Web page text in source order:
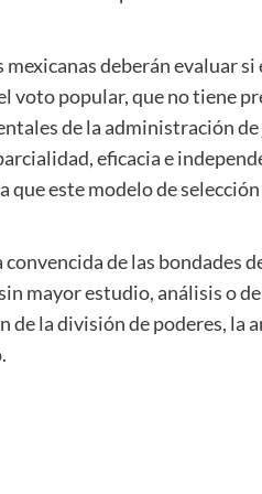
deberán evaluar
voto popular, que no tiene
de la administración
eficacia e
este modelo de
convencida de las bondades
mayor estudio, análisis o
de la división de poderes, la